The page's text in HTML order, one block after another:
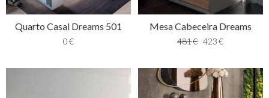
Quarto Casal Dreams 501
0€
Mesa Cabeceira Dreams
481€ 423 €